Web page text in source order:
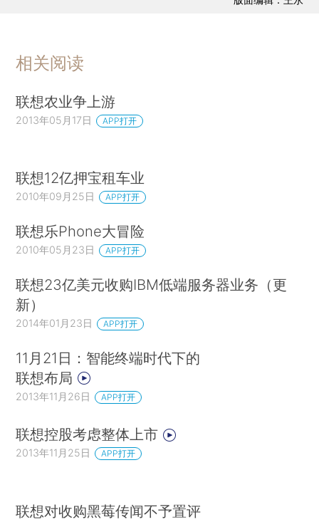
相关阅读
联想农业争上游
2013年05月17日 APP打开
联想12亿押宝租车业
2010年09月25日 APP打开
联想乐Phone大冒险
2010年05月23日 APP打开
联想23亿美元收购IBM低端服务器业务（更
新）
2014年01月23日 APP打开
11月21日：智能终端时代下的
联想布局
2013年11月26日 APP打开
联想控股考虑整体上市
2013年11月25日 APP打开
联想对收购黑莓传闻不予置评